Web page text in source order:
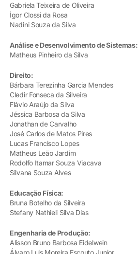
Gabriela Teixeira de Oliveira
Ígor Clossi da Rosa
Nadini Souza da Silva
Análise e Desenvolvimento de Sistemas:
Matheus Pinheiro da Silva
Direito:
Bárbara Terezinha Garcia Mendes
Cledir Fonseca da Silveira
Flávio Araújo da Silva
Jéssica Barbosa da Silva
Jonathan de Carvalho
José Carlos de Matos Pires
Lucas Francisco Lopes
Matheus Leão Jardim
Rodolfo Itamar Souza Viacava
Silvana Souza Alves
Educação Física:
Bruna Botelho da Silveira
Stefany Nathieli Silva Dias
Engenharia de Produção:
Alisson Bruno Barbosa Eidelwein
Álvaro Luis Moreira Escouto Junior